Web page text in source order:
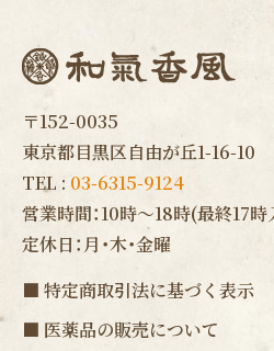
〒152-0035
東京都目黒区自由が丘1-16-10
TEL : 03-6315-9124
営業時間：10時〜18時(最終17時
定休日：月・木・金曜
■ 特定商取引法に基づく表示
■ 医薬品の販売について